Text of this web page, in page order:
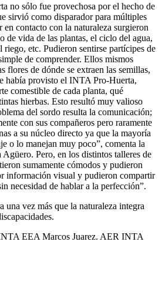
no sólo fue provechosa por el hecho de
sirvió como disparador para múltiples
en contacto con la naturaleza surgieron
de vida de las plantas, el ciclo del agua,
riego, etc. Pudieron sentirse partícipes de
de comprender. Ellos mismos
flores de dónde se extraen las semillas,
había provisto el INTA Pro-Huerta,
comestible de cada planta, qué
hierbas. Esto resultó muy valioso
del sordo resulta la comunicación;
con sus compañeros pero raramente
a su núcleo directo ya que la mayoría
o lo manejan muy poco”, comenta la
Pero, en los distintos talleres de
sumamente cómodos y pudieron
información visual y pudieron compartir
necesidad de hablar a la perfección”.
una vez más que la naturaleza integra
EEA Marcos Juarez. AER INTA